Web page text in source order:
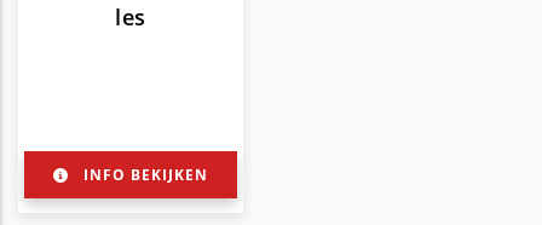
les
INFO BEKIJKEN